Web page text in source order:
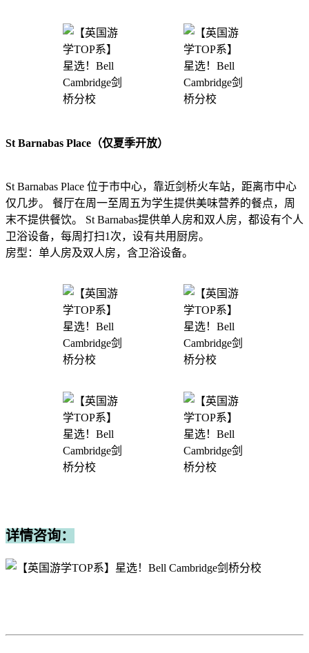
St Barnabas Place（仅夏季开放）
St Barnabas Place 位于市中心，靠近剑桥火车站，距离市中心
仅几步。 餐厅在周一至周五为学生提供美味营养的餐点，周
末不提供餐饮。 St Barnabas提供单人房和双人房，都设有个人
卫浴设备，每周打扫1次，设有共用厨房。
房型：单人房及双人房，含卫浴设备。
详情咨询：